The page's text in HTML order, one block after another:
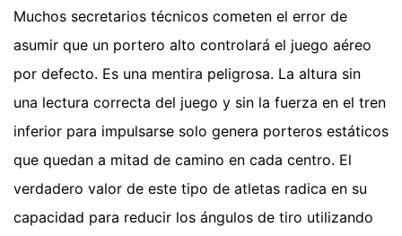
Muchos secretarios técnicos cometen el error de
asumir que un portero alto controlará el juego aéreo
por defecto. Es una mentira peligrosa. La altura sin
una lectura correcta del juego y sin la fuerza en el tren
inferior para impulsarse solo genera porteros estáticos
que quedan a mitad de camino en cada centro. El
verdadero valor de este tipo de atletas radica en su
capacidad para reducir los ángulos de tiro utilizando